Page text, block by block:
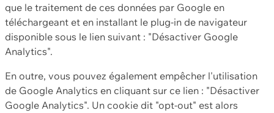
que le traitement de ces données par Google en
téléchargeant et en installant le plug-in de navigateur
disponible sous le lien suivant : "Désactiver Google
Analytics".
En outre, vous pouvez également empêcher l'utilisation
de Google Analytics en cliquant sur ce lien : "Désactiver
Google Analytics". Un cookie dit "opt-out" est alors